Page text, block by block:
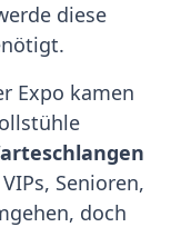
diese
Expo kamen
Senioren,
doch